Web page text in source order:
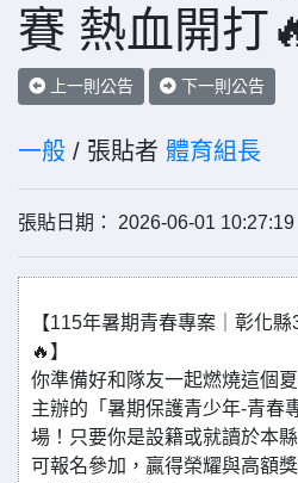
賽 熱血開打
上一則公告 下一則公告
一般 / 張貼者 體育組長
張貼日期： 2026-06-01
【115年暑期青春專案｜彰化
🔥】
你準備好和隊友一起燃燒這個
主辦的「暑期保護青少年-青春
場！只要你是設籍或就讀於本
可報名參加，贏得榮耀與高額獎